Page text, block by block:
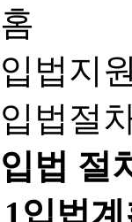
홈
입법지원
입법절
입법 절
1입법